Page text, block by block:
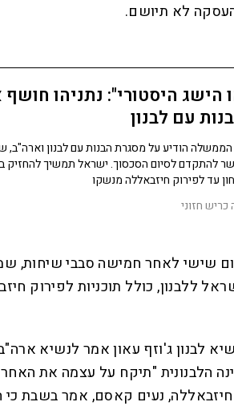
העסקה לא תיושם.
הישג היסטורי": נתניהו
עם לבנון
הודיע על מסגרת הבנות עם לבנון וארה"ב,
להתקדם לסיום הסכסוך. ישראל תמשיך להחזיק
עד לפירוק חיזבאללה מנשקו
כריש חזוני
שישי לאחר חמישה סבבי שיחות,
ללבנון, כולל תוכניות לפירוק
לבנון ג'וזף עאון אמר לנשיא
הלבנונית "תיקח על עצמה את
נעים קאסם, אמר בשבת כי